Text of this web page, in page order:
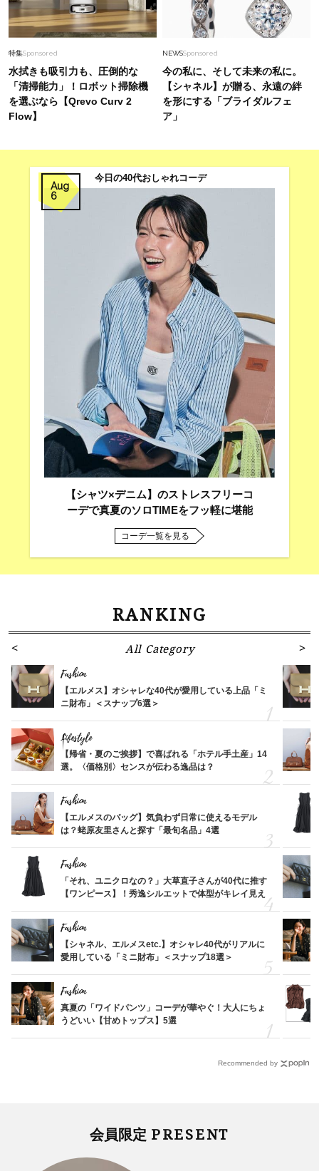
特集Sponsored
水拭きも吸引力も、圧倒的な
「清掃能力」！ロボット掃除機
を選ぶなら【Qrevo Curv 2
Flow】
NEWSSponsored
今の私に、そして未来の私に。
【シャネル】が贈る、永遠の絆
を形にする「ブライダルフェ
ア」
Aug
6
今日の40代おしゃれコーデ
【シャツ×デニム】のストレスフリーコ
ーデで真夏のソロTIMEをフッ軽に堪能
コーデ一覧を見る
RANKING
All Category
Fashion
【エルメス】オシャレな40代が愛用している上品「ミ
ニ財布」＜スナップ6選＞
Lifestyle
【帰省・夏のご挨拶】で喜ばれる「ホテル手土産」14
選。〈価格別〉センスが伝わる逸品は？
Fashion
【エルメスのバッグ】気負わず日常に使えるモデル
は？蛯原友里さんと探す「最旬名品」4選
Fashion
「それ、ユニクロなの？」大草直子さんが40代に推す
【ワンピース】！秀逸シルエットで体型がキレイ見え
Fashion
【シャネル、エルメスetc.】オシャレ40代がリアルに
愛用している「ミニ財布」＜スナップ18選＞
Fashion
真夏の「ワイドパンツ」コーデが華やぐ！大人にちょ
うどいい【甘めトップス】5選
Recommended by
会員限定 PRESENT